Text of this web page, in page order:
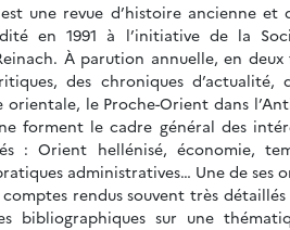
une revue d’histoire ancienne et
en 1991 à l’initiative de la
À parution annuelle, en deux
des chroniques d’actualité,
orientale, le Proche-Orient dans
forment le cadre général des
: Orient hellénisé, économie,
administratives… Une de ses
rendus souvent très
bibliographiques sur une